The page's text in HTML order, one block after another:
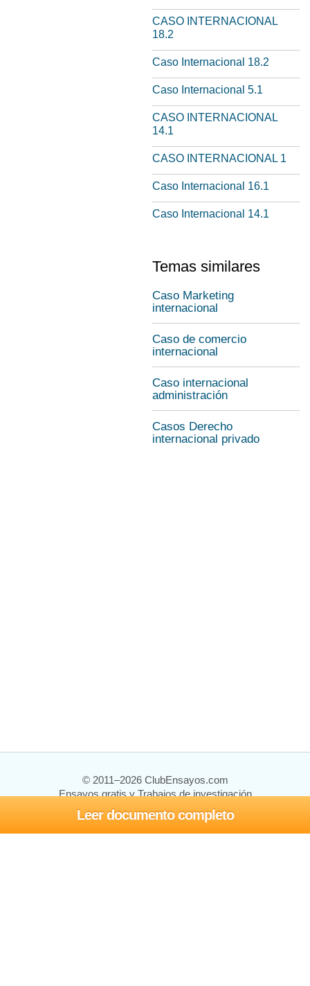
Leer documento completo
CASO INTERNACIONAL
18.2
Caso Internacional 18.2
Caso Internacional 5.1
CASO INTERNACIONAL
14.1
CASO INTERNACIONAL 1
Caso Internacional 16.1
Caso Internacional 14.1
Temas similares
Caso Marketing
internacional
Caso de comercio
internacional
Caso internacional
administración
Casos Derecho
internacional privado
© 2011–2026 ClubEnsayos.com
Ensayos gratis y Trabajos de investigación